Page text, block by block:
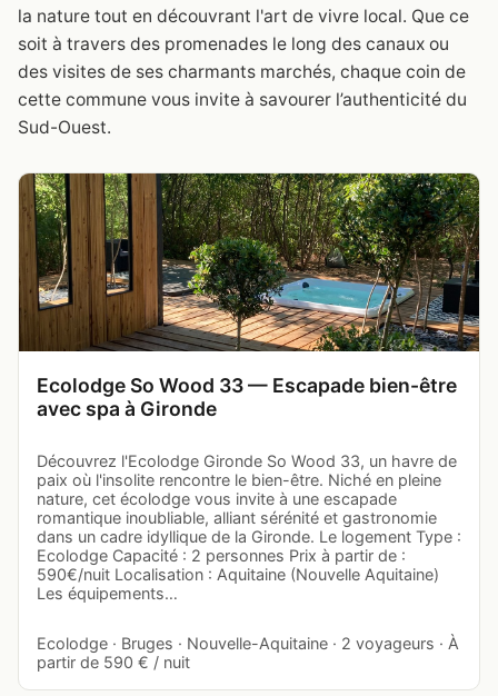
la nature tout en découvrant l'art de vivre local. Que ce
soit à travers des promenades le long des canaux ou
des visites de ses charmants marchés, chaque coin de
cette commune vous invite à savourer l’authenticité du
Sud-Ouest.
Ecolodge So Wood 33 — Escapade bien-être
avec spa à Gironde
Découvrez l'Ecolodge Gironde So Wood 33, un havre de
paix où l'insolite rencontre le bien-être. Niché en pleine
nature, cet écolodge vous invite à une escapade
romantique inoubliable, alliant sérénité et gastronomie
dans un cadre idyllique de la Gironde. Le logement Type :
Ecolodge Capacité : 2 personnes Prix à partir de :
590€/nuit Localisation : Aquitaine (Nouvelle Aquitaine)
Les équipements…
Ecolodge · Bruges · Nouvelle-Aquitaine · 2 voyageurs · À
partir de 590 € / nuit